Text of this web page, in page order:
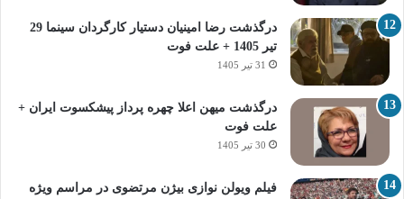
درگذشت رضا امینیان دستیار کارگردان سینما 29
تیر 1405 + علت فوت
31 تیر 1405
درگذشت میهن اعلا چهره پرداز پیشکسوت ایران +
علت فوت
30 تیر 1405
فیلم ویولن نوازی بیژن مرتضوی در مراسم ویژه